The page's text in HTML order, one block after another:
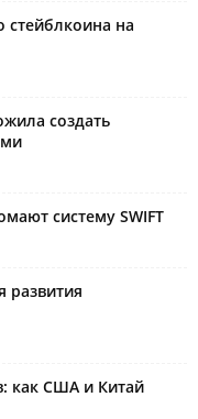
стейблкоина на
создать
систему SWIFT
развития
как США и Китай